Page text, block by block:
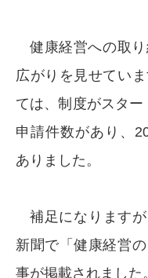
健康経営への取
広がりを見せてい
ては、制度がスタ
申請件数があり、
ありました。
補足になります
新聞で「健康経営
事が掲載されました